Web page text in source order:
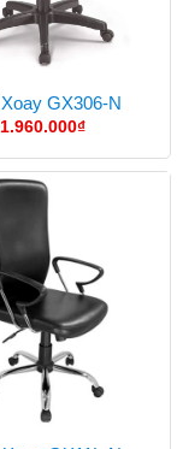
GX306-N
1.960.000₫